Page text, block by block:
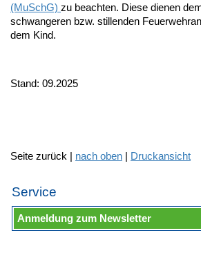
(MuSchG) zu beachten. Diese dienen
schwangeren bzw. stillenden
dem Kind.
Stand: 09.2025
Seite zurück | nach oben | Druckansicht
Service
Anmeldung zum Newsletter